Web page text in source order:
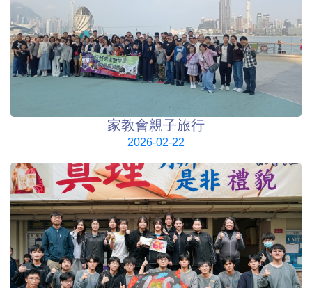
家教會親子旅行
2026-02-22